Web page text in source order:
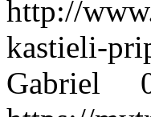
http://
kastieli-
Gabriel